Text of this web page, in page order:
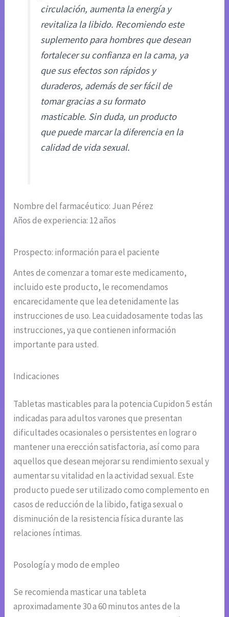
circulación, aumenta la energía y
revitaliza la libido. Recomiendo este
suplemento para hombres que desean
fortalecer su confianza en la cama, ya
que sus efectos son rápidos y
duraderos, además de ser fácil de
tomar gracias a su formato
masticable. Sin duda, un producto
que puede marcar la diferencia en la
calidad de vida sexual.
Nombre del farmacéutico: Juan Pérez
Años de experiencia: 12 años
Prospecto: información para el paciente
Antes de comenzar a tomar este medicamento,
incluido este producto, le recomendamos
encarecidamente que lea detenidamente las
instrucciones de uso. Lea cuidadosamente todas las
instrucciones, ya que contienen información
importante para usted.
Indicaciones
Tabletas masticables para la potencia Cupidon 5 están
indicadas para adultos varones que presentan
dificultades ocasionales o persistentes en lograr o
mantener una erección satisfactoria, así como para
aquellos que desean mejorar su rendimiento sexual y
aumentar su vitalidad en la actividad sexual. Este
producto puede ser utilizado como complemento en
casos de reducción de la libido, fatiga sexual o
disminución de la resistencia física durante las
relaciones íntimas.
Posología y modo de empleo
Se recomienda masticar una tableta
aproximadamente 30 a 60 minutos antes de la